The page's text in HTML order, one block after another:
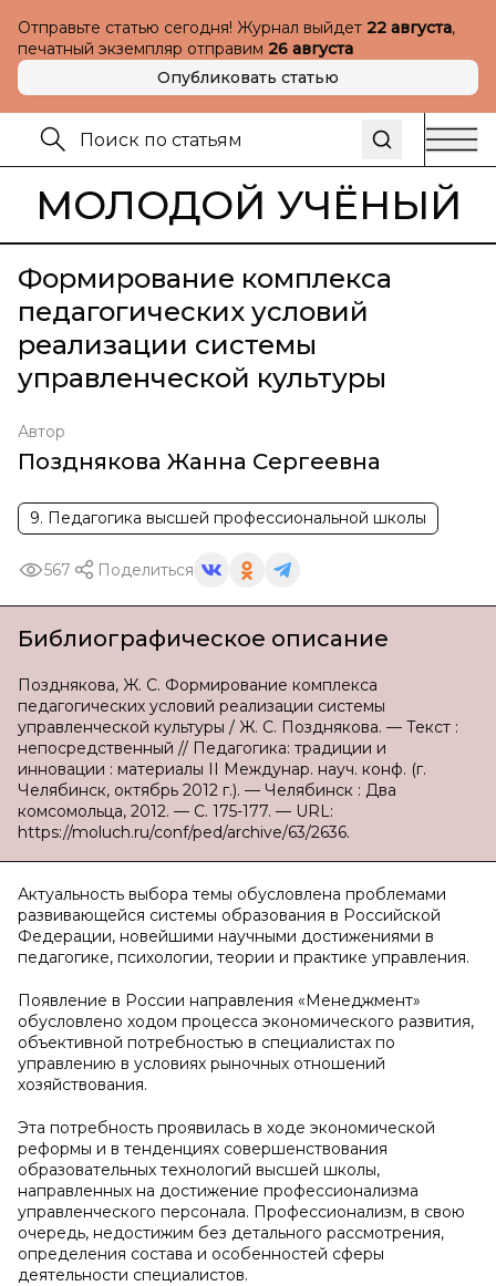
Отправьте статью сегодня! Журнал выйдет 22 августа,
печатный экземпляр отправим 26 августа
Опубликовать статью
МОЛОДОЙ УЧЁНЫЙ
Формирование комплекса
педагогических условий
реализации системы
управленческой культуры
Автор
Позднякова Жанна Сергеевна
9. Педагогика высшей профессиональной школы
567 Поделиться
Библиографическое описание
Позднякова, Ж. С. Формирование комплекса
педагогических условий реализации системы
управленческой культуры / Ж. С. Позднякова. — Текст :
непосредственный // Педагогика: традиции и
инновации : материалы II Междунар. науч. конф. (г.
Челябинск, октябрь 2012 г.). — Челябинск : Два
комсомольца, 2012. — С. 175-177. — URL:
https://moluch.ru/conf/ped/archive/63/2636.
Актуальность выбора темы обусловлена проблемами
развивающейся системы образования в Российской
Федерации, новейшими научными достижениями в
педагогике, психологии, теории и практике управления.
Появление в России направления «Менеджмент»
обусловлено хо­дом процесса экономического развития,
объективной потребностью в специалистах по
управлению в условиях рыночных отношений
хозяйствования.
Эта потребность проявилась в ходе экономической
реформы и в тенденциях совершенствования
образовательных технологий высшей школы,
направленных на достижение профессионализма
управленче­ского персонала. Профессионализм, в свою
очередь, недостижим без детального рассмотрения,
определения состава и особенностей сферы
деятельности специалистов.